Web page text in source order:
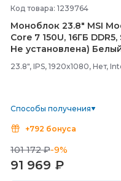
Код товара: 1239764
Моноблок 23.8" MSI
Core 7 150U, 16ГБ
Не установлена)
23.8", IPS, 1920x1080, Нет,
Способы получения
+792 бонуса
101 172 ₽-9%
91 969 ₽